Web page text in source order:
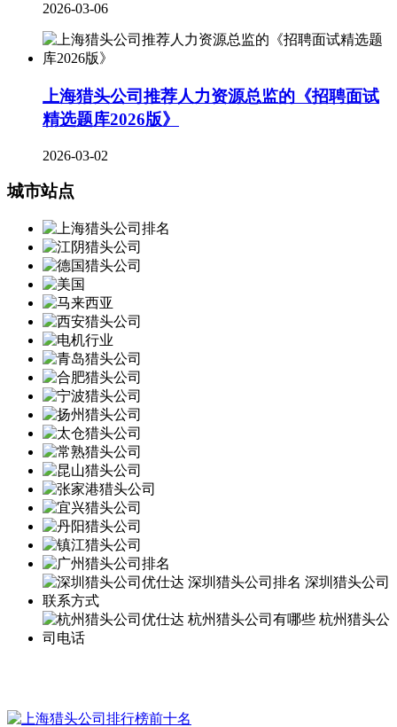
2026-03-06
上海猎头公司推荐人力资源总监的《招聘面试
精选题库2026版》
2026-03-02
城市站点